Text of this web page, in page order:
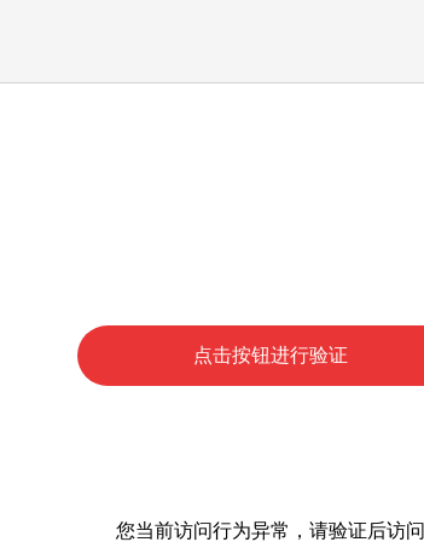
点击按钮进行验证
您当前访问行为异常，请验证后访问